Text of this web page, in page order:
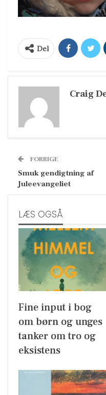
Del
Craig
FORRIGE
Smuk gendigtning af
Juleevangeliet
LÆS OGSÅ
Fine input i bog
om børn og unges
tanker om tro og
eksistens